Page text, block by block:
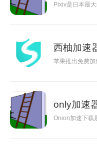
Pixiv是日本最
西柚加速
苹果推出免费
only加速
Onion加速下载